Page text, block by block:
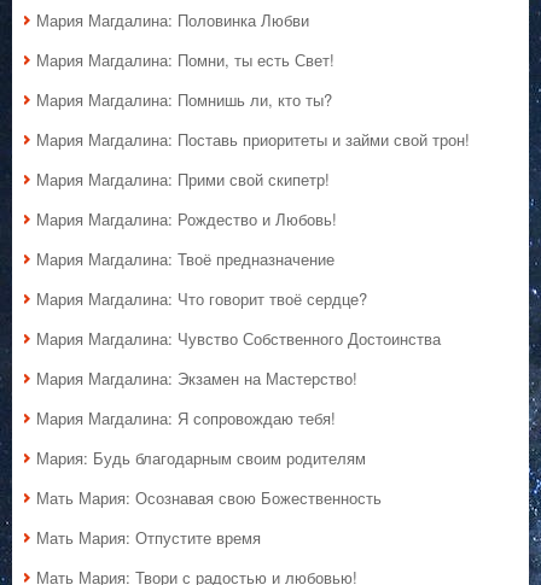
Мария Магдалина: Половинка Любви
Мария Магдалина: Помни, ты есть Свет!
Мария Магдалина: Помнишь ли, кто ты?
Мария Магдалина: Поставь приоритеты и займи свой трон!
Мария Магдалина: Прими свой скипетр!
Мария Магдалина: Рождество и Любовь!
Мария Магдалина: Твоё предназначение
Мария Магдалина: Что говорит твоё сердце?
Мария Магдалина: Чувство Собственного Достоинства
Мария Магдалина: Экзамен на Мастерство!
Мария Магдалина: Я сопровождаю тебя!
Мария: Будь благодарным своим родителям
Мать Мария: Осознавая свою Божественность
Мать Мария: Отпустите время
Мать Мария: Твори с радостью и любовью!